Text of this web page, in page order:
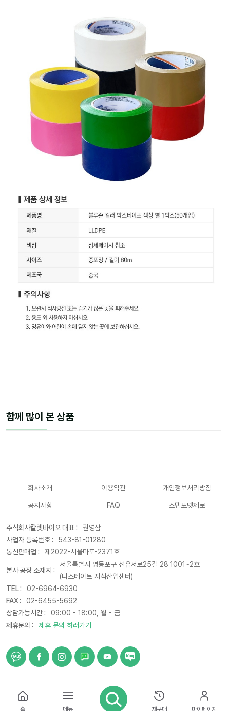
홈 메뉴 재구매 마이페이지
함께 많이 본 상품
회사소개 이용약관 개인정보처리방침
공지사항 FAQ 스텝포넷제로
주식회사칼렛바이오 대표 :
권영삼
사업자 등록번호 :
543-81-01280
통신판매업 :
제2022-서울마포-2371호
본사·공장 소재지 :
서울특별시 영등포구 선유서로25길 28 1001~2호
(디스테이트 지식산업센터)
TEL :
02-6964-6930
FAX :
02-6455-5692
상담가능시간 :
09:00 - 18:00, 월 - 금
제휴문의 :
제휴 문의 하러가기
© 2021 CARETBIO. All rights reserved